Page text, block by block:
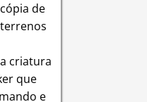
de
criatura
que
e